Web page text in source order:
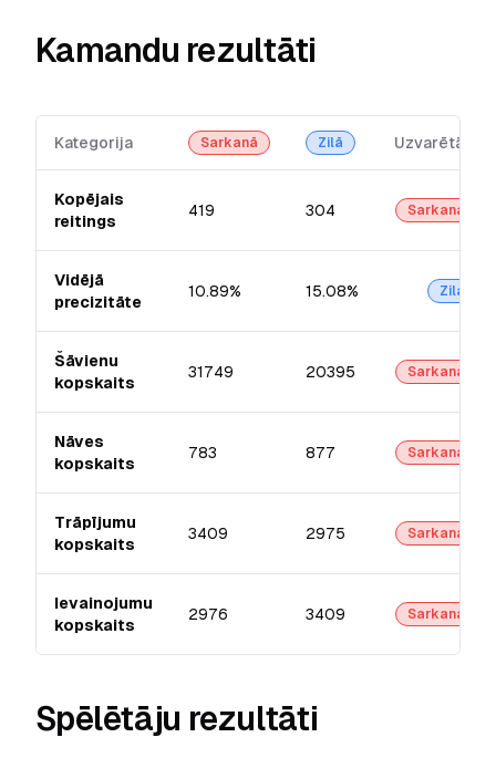
Kamandu rezultāti
Kategorija Sarkanā Zilā Uzvarētājs
Kopējais
reitings
419 304 Sarkanā
Vidējā
precizitāte
10.89% 15.08% Zilā
Šāvienu
kopskaits
31749 20395 Sarkanā
Nāves
kopskaits
783 877 Sarkanā
Trāpījumu
kopskaits
3409 2975 Sarkanā
Ievainojumu
kopskaits
2976 3409 Sarkanā
Spēlētāju rezultāti